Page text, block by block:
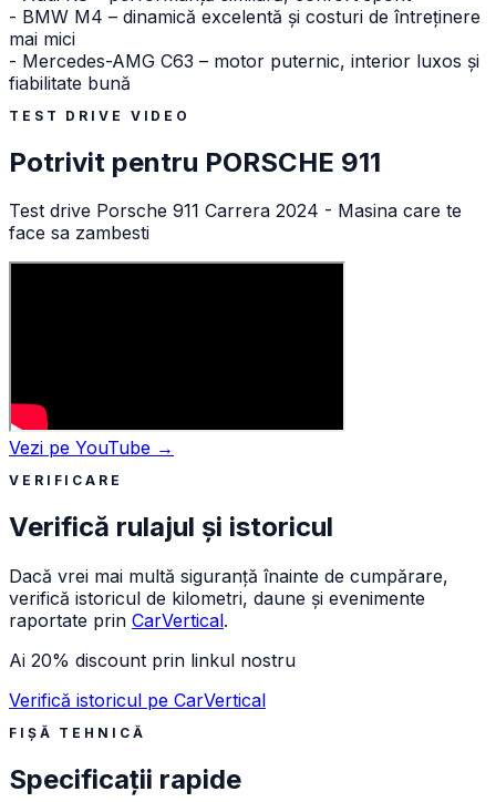
- BMW M4 – dinamică excelentă și costuri de întreținere
mai mici
- Mercedes-AMG C63 – motor puternic, interior luxos și
fiabilitate bună
TEST DRIVE VIDEO
Potrivit pentru PORSCHE 911
Test drive Porsche 911 Carrera 2024 - Masina care te
face sa zambesti
Vezi pe YouTube →
VERIFICARE
Verifică rulajul și istoricul
Dacă vrei mai multă siguranță înainte de cumpărare,
verifică istoricul de kilometri, daune și evenimente
raportate prin CarVertical.
Ai 20% discount prin linkul nostru
Verifică istoricul pe CarVertical
FIȘĂ TEHNICĂ
Specificații rapide